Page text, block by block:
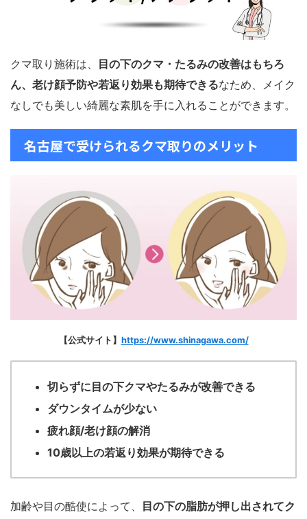
クマ取り施術は、 目の下のクマ・たるみの改善はもちろ
ん、老け顔予防や若返り効果も期待できるなため、メイク
なしでも美しい綺麗な素肌を手に入れることができます。
名古屋で受けられるクマ取りのメリット
【公式サイト】 https://www.shinagawa.com/
切らずに目の下クマやたるみが改善できる
ダウンタイムが少ない
疲れ顔/老け顔の解消
10歳以上の若返り効果が期待できる
加齢や目の酷使によって、 目の下の脂肪が押し出されてク